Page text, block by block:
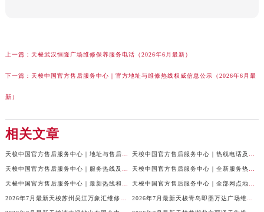
上一篇： 天梭武汉恒隆广场维修保养服务电话（2026年6月最新）
下一篇： 天梭中国官方售后服务中心｜官方地址与维修热线权威信息公示（2026年6月最
新）
相关文章